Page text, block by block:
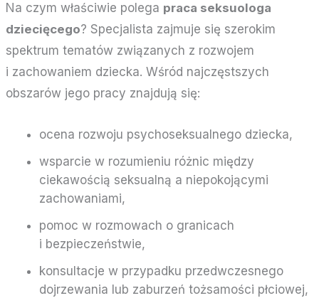
Na czym właściwie polega praca seksuologa
dziecięcego? Specjalista zajmuje się szerokim
spektrum tematów związanych z rozwojem
i zachowaniem dziecka. Wśród najczęstszych
obszarów jego pracy znajdują się:
ocena rozwoju psychoseksualnego dziecka,
wsparcie w rozumieniu różnic między
ciekawością seksualną a niepokojącymi
zachowaniami,
pomoc w rozmowach o granicach
i bezpieczeństwie,
konsultacje w przypadku przedwczesnego
dojrzewania lub zaburzeń tożsamości płciowej,